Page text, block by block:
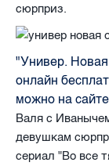
сюрприз.
"Универ. Новая
онлайн
можно на
Валя с
девушкам
сериал "Во все